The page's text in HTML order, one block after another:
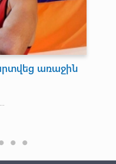
առաջին